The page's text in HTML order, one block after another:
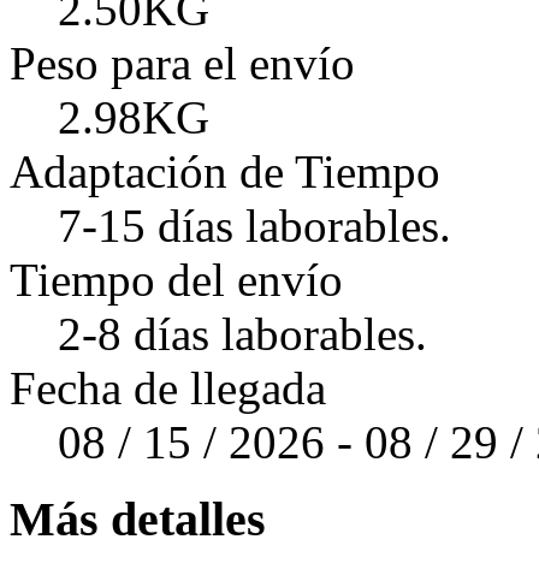
Peso para el envío
2.98KG
Adaptación de Tiempo
7-15 días laborables.
Tiempo del envío
2-8 días laborables.
Fecha de llegada
08 / 15 / 2026 - 08 / 29 /
Más detalles